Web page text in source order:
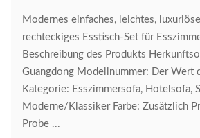
Modernes einfaches, leichtes,
rechteckiges Esstisch-Set für
Beschreibung des Produkts
Guangdong Modellnummer: Der Wert
Kategorie: Esszimmersofa, Hotelsofa,
Moderne/Klassiker Farbe: Zusätzlich
Probe ...